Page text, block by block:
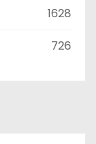
1628
726